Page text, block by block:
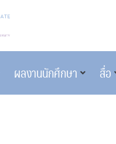
ผลงานนักศึกษา สื่อ